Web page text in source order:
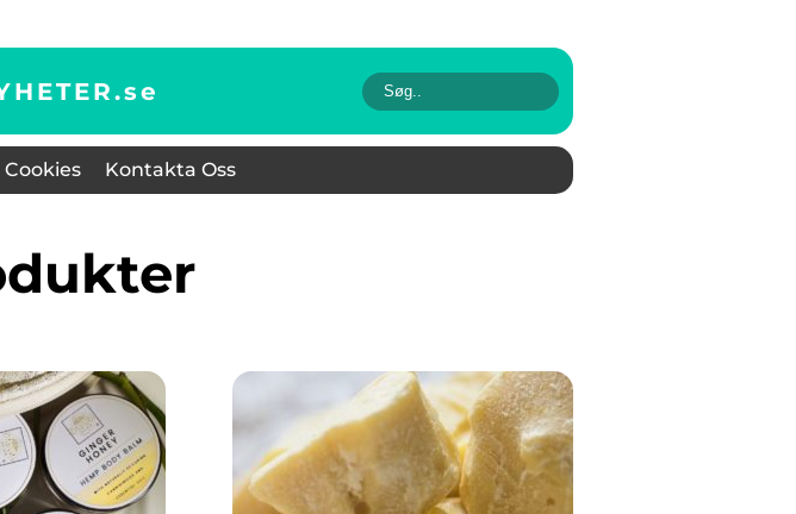
se
Cookies Kontakta Oss